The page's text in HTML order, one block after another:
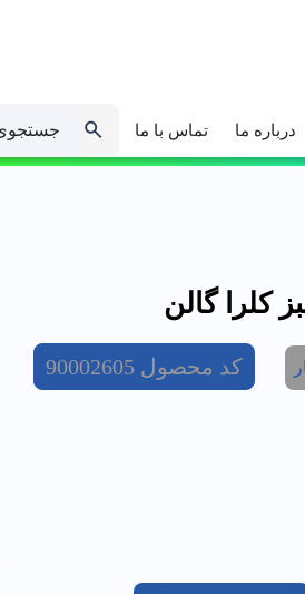
درباره ما تماس با ما
کلرا گالن
کد محصول 90002605